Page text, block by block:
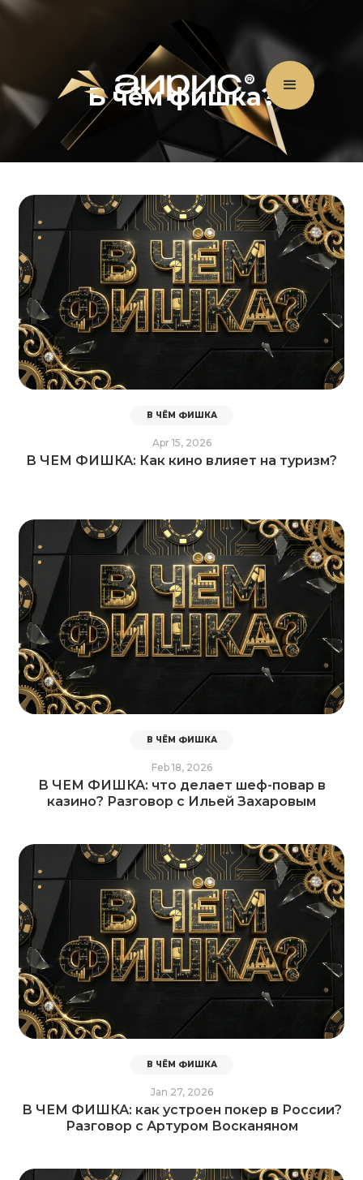
В чём фишка?
В ЧЁМ ФИШКА
Apr 15, 2026
В ЧЕМ ФИШКА: Как кино влияет на туризм?
В ЧЁМ ФИШКА
Feb 18, 2026
В ЧЕМ ФИШКА: что делает шеф-повар в
казино? Разговор с Ильей Захаровым
В ЧЁМ ФИШКА
Jan 27, 2026
В ЧЕМ ФИШКА: как устроен покер в России?
Разговор с Артуром Восканяном